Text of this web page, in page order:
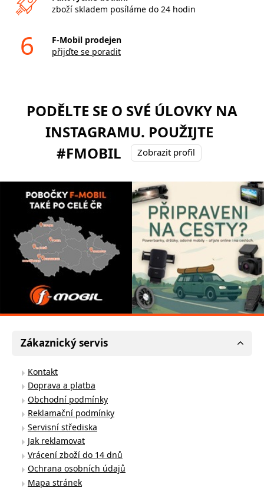
zboží skladem posíláme do 24 hodin
6
F-Mobil prodejen
přijďte se poradit
PODĚLTE SE O SVÉ ÚLOVKY NA
INSTAGRAMU. POUŽIJTE
#FMOBIL
Zobrazit profil
Zákaznický servis
Kontakt
Doprava a platba
Obchodní podmínky
Reklamační podmínky
Servisní střediska
Jak reklamovat
Vrácení zboží do 14 dnů
Ochrana osobních údajů
Mapa stránek